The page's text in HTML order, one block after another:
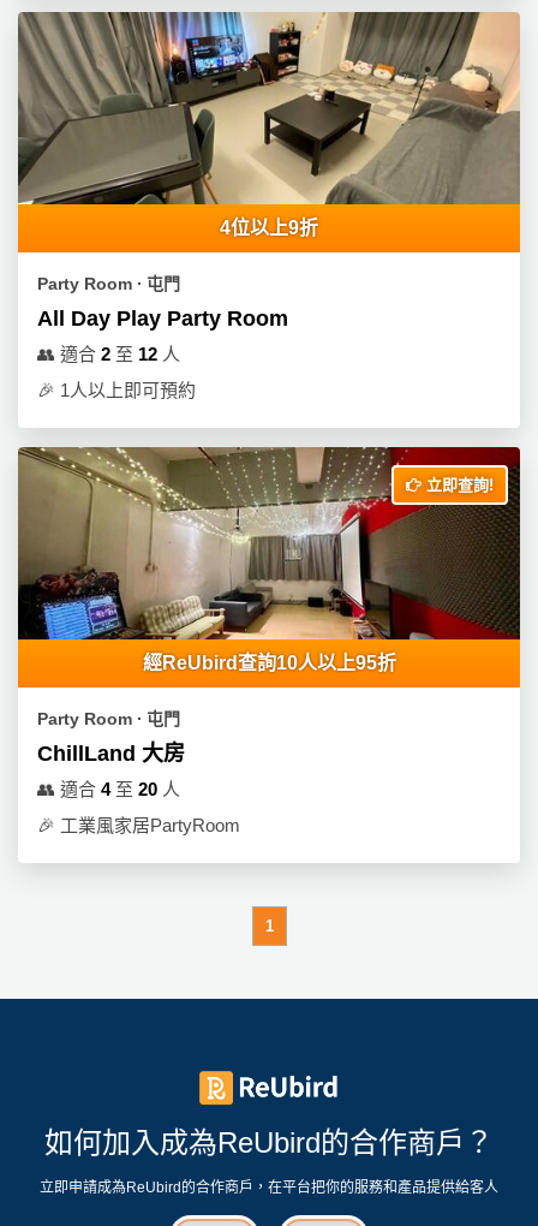
4位以上9折
Party Room ∙ 屯門
All Day Play Party Room
👥 適合 2 至 12 人
🎉 1人以上即可預約
立即查詢!
經ReUbird查詢10人以上95折
Party Room ∙ 屯門
ChillLand 大房
👥 適合 4至 20 人
🎉 工業風家居PartyRoom
1
如何加入成為ReUbird的合作商戶？
立即申請成為ReUbird的合作商戶，在平台把你的服務和產品提供給客人